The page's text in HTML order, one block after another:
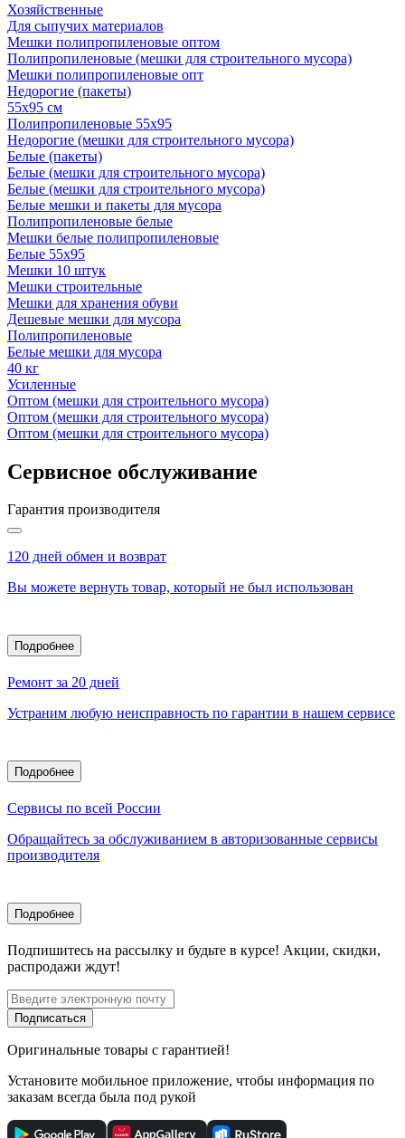
Хозяйственные
Для сыпучих материалов
Мешки полипропиленовые оптом
Полипропиленовые (мешки для строительного мусора)
Мешки полипропиленовые опт
Недорогие (пакеты)
55х95 см
Полипропиленовые 55х95
Недорогие (мешки для строительного мусора)
Белые (пакеты)
Белые (мешки для строительного мусора)
Белые (мешки для строительного мусора)
Белые мешки и пакеты для мусора
Полипропиленовые белые
Мешки белые полипропиленовые
Белые 55х95
Мешки 10 штук
Мешки строительные
Мешки для хранения обуви
Дешевые мешки для мусора
Полипропиленовые
Белые мешки для мусора
40 кг
Усиленные
Оптом (мешки для строительного мусора)
Оптом (мешки для строительного мусора)
Оптом (мешки для строительного мусора)
Сервисное обслуживание
Гарантия производителя
120 дней обмен и возврат
Вы можете вернуть товар, который не был использован
Подробнее
Ремонт за 20 дней
Устраним любую неисправность по гарантии в нашем сервисе
Подробнее
Сервисы по всей России
Обращайтесь за обслуживанием в авторизованные сервисы
производителя
Подробнее
Подпишитесь на рассылку и будьте в курсе! Акции, скидки,
распродажи ждут!
Подписаться
Оригинальные товары с гарантией!
Установите мобильное приложение, чтобы информация по
заказам всегда была под рукой